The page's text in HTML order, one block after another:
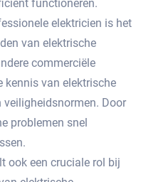
functioneren.​
elektricien is het
van elektrische
commerciële
kennis van elektrische
veiligheidsnormen. Door
problemen snel
ook een cruciale rol bij